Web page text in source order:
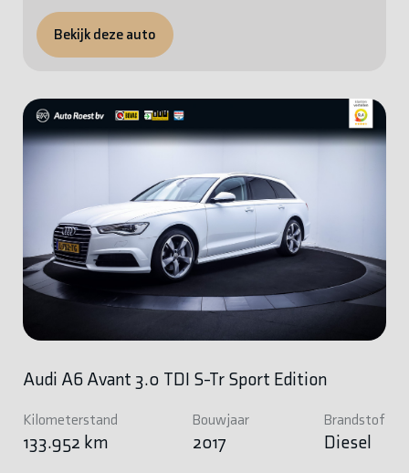
Bekijk deze auto
Audi A6 Avant 3.0 TDI S-Tr Sport Edition
Kilometerstand
133.952 km
Bouwjaar
2017
Brandstof
Diesel